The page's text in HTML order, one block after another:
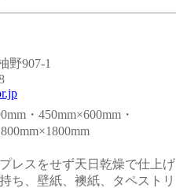
野907-1
・450mm×600mm・
レスをせず天日乾燥で仕上げ
ち、壁紙、襖紙、タペストリ